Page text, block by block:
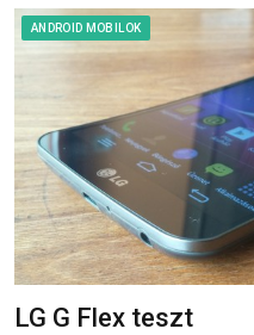
ANDROID MOBILOK
LG G Flex teszt